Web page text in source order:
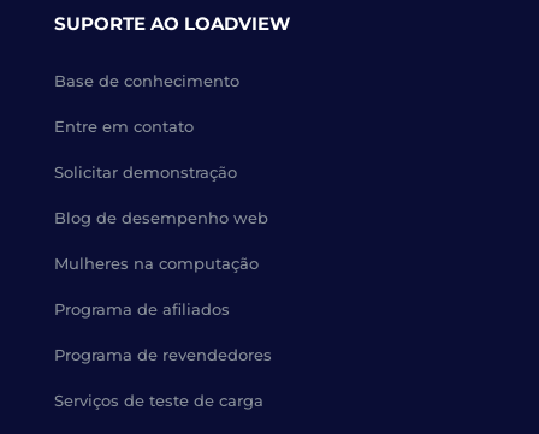
SUPORTE AO LOADVIEW
Base de conhecimento
Entre em contato
Solicitar demonstração
Blog de desempenho web
Mulheres na computação
Programa de afiliados
Programa de revendedores
Serviços de teste de carga